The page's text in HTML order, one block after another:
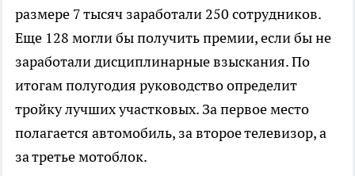
размере 7 тысяч заработали 250 сотрудников.
Еще 128 могли бы получить премии, если бы не
заработали дисциплинарные взыскания. По
итогам полугодия руководство определит
тройку лучших участковых. За первое место
полагается автомобиль, за второе телевизор, а
за третье мотоблок.